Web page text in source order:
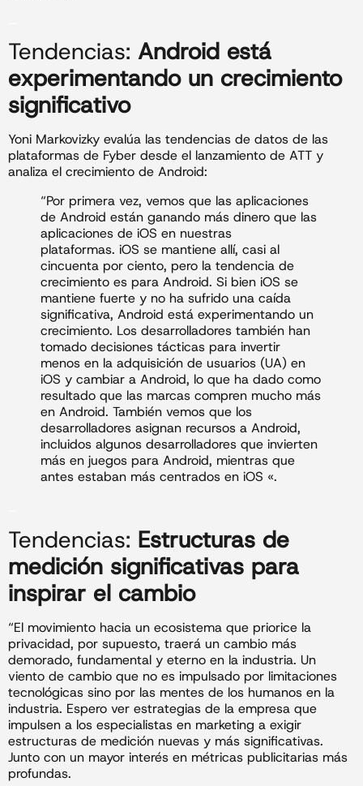
Tendencias: Android está
experimentando un crecimiento
significativo
Yoni Markovizky evalúa las tendencias de datos de las
plataformas de Fyber desde el lanzamiento de ATT y
analiza el crecimiento de Android:
“Por primera vez, vemos que las aplicaciones
de Android están ganando más dinero que las
aplicaciones de iOS en nuestras
plataformas. iOS se mantiene allí, casi al
cincuenta por ciento, pero la tendencia de
crecimiento es para Android. Si bien iOS se
mantiene fuerte y no ha sufrido una caída
significativa, Android está experimentando un
crecimiento. Los desarrolladores también han
tomado decisiones tácticas para invertir
menos en la adquisición de usuarios (UA) en
iOS y cambiar a Android, lo que ha dado como
resultado que las marcas compren mucho más
en Android. También vemos que los
desarrolladores asignan recursos a Android,
incluidos algunos desarrolladores que invierten
más en juegos para Android, mientras que
antes estaban más centrados en iOS «.
Tendencias: Estructuras de
medición significativas para
inspirar el cambio
“El movimiento hacia un ecosistema que priorice la
privacidad, por supuesto, traerá un cambio más
demorado, fundamental y eterno en la industria. Un
viento de cambio que no es impulsado por limitaciones
tecnológicas sino por las mentes de los humanos en la
industria. Espero ver estrategias de la empresa que
impulsen a los especialistas en marketing a exigir
estructuras de medición nuevas y más significativas.
Junto con un mayor interés en métricas publicitarias más
profundas.